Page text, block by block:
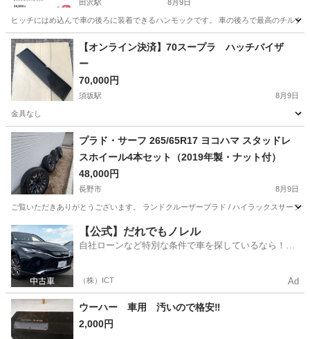
田沢駅 8月9日
ヒッチにはめ込んで車の後ろに装着できるハンモックです。 車の後ろで最高のチル
長野 安曇野市 田沢駅 その他
【オンライン決済】70スープラ ハッチバイザ
ー
70,000円
須坂駅 8月9日
金具なし
長野 上高井郡 須坂駅
プラド・サーフ 265/65R17 ヨコハマ スタッドレ
スホイール4本セット（2019年製・ナット付）
48,000円
長野市 8月9日
ご覧いただきありがとうございます。 ランドクルーザープラド / ハイラックスサー
長野 長野市 タイヤ、ホイール
【公式】だれでもノレル
自社ローンなど特別な条件で車を探しているなら！金
（株）ICT Ad
ウーハー 車用 汚いので格安‼️
2,000円